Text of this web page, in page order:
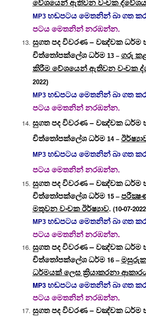
වේශයෙන් ඇතිවන වංචක
MP3හඬපටය මෙතනින් බා ගත
පටය මෙතනින් නරඹන්න.
සුගත පද විවරණ – වඤ්චක ධර්ම
චිත්තෝපක්ලේශ ධර්ම 13 – ගරු
කිරීම වේශයෙන් ඇතිවන වංචක
2022)
MP3 හඬපටය මෙතනින් බා ගත
පටය මෙතනින් නරඹන්න.
සුගත පද විවරණ – වඤ්චක ධර්ම
චිත්තෝපක්ලේශ ධර්ම 14 –
MP3 හඬපටය මෙතනින් බා ගත
පටය මෙතනින් නරඹන්න.
සුගත පද විවරණ – වඤ්චක ධර්ම
චිත්තෝපක්ලේශ ධර්ම 15 –
මතුවන වංචක ඊර්ෂ්‍යාව. (10-07-
MP3 හඬපටය මෙතනින් බා ගත
පටය මෙතනින් නරඹන්න.
සුගත පද විවරණ – වඤ්චක ධර්ම
චිත්තෝපක්ලේශ ධර්ම 16 –
ධර්මයක් ලෙස ක්‍රියාකරනා
MP3 හඬපටය මෙතනින් බා ගත
පටය මෙතනින් නරඹන්න.
සුගත පද විවරණ – වඤ්චක ධර්ම